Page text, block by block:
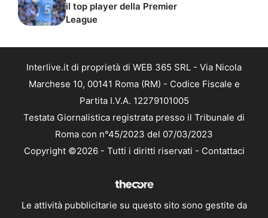
il top player della Premier
League
Interlive.it di proprietà di WEB 365 SRL - Via Nicola
Marchese 10, 00141 Roma (RM) - Codice Fiscale e
Partita I.V.A. 12279101005
Testata Giornalistica registrata presso il Tribunale di
Roma con n°45/2023 del 07/03/2023
Copyright ©2026 - Tutti i diritti riservati - Contattaci
Le attività pubblicitarie su questo sito sono gestite da